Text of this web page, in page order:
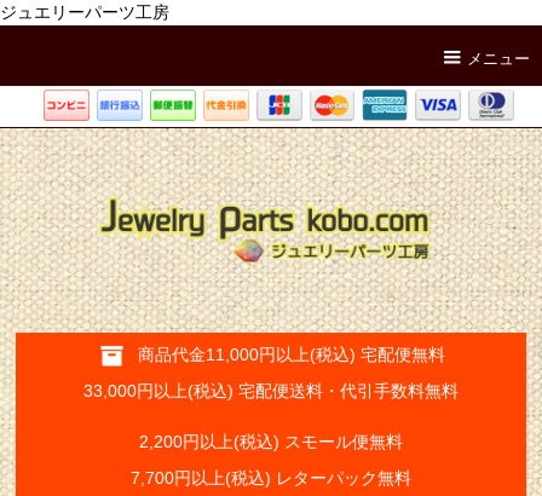
ジュエリーパーツ工房
メニュー
商品代金11,000円以上(税込) 宅配便無料
33,000円以上(税込) 宅配便送料・代引手数料無料
2,200円以上(税込) スモール便無料
7,700円以上(税込) レターパック無料